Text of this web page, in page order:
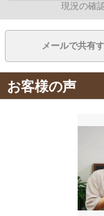
現況の確
メールで共有
お客様の声